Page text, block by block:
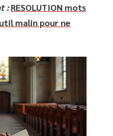
: RESOLUTION mots
malin pour ne